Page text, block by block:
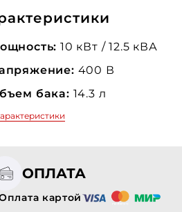
10 кВт / 12.5 кВА
400 В
бака: 14.3 л
ОПЛАТА
картой